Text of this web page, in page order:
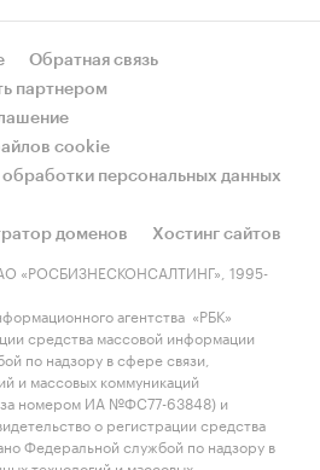
занимает в России и в
округе по объему продаж
населения?
можно отнести рынок по
(малый/крупный, с
с отстающей
перспективе и в
Меняются ли позиции
времени?
и какой у региона
сравнить его с
доходами, со схожей
Обратная связь
партнером
cookie
обработки персональных данных
доменов
Хостинг сайтов
«РОСБИЗНЕСКОНСАЛТИНГ», 1995-
агентства «РБК»
средства массовой информации
по надзору в сфере связи,
и массовых коммуникаций
за номером ИА №ФС77-63848) и
о регистрации средства
Федеральной службой по надзору в